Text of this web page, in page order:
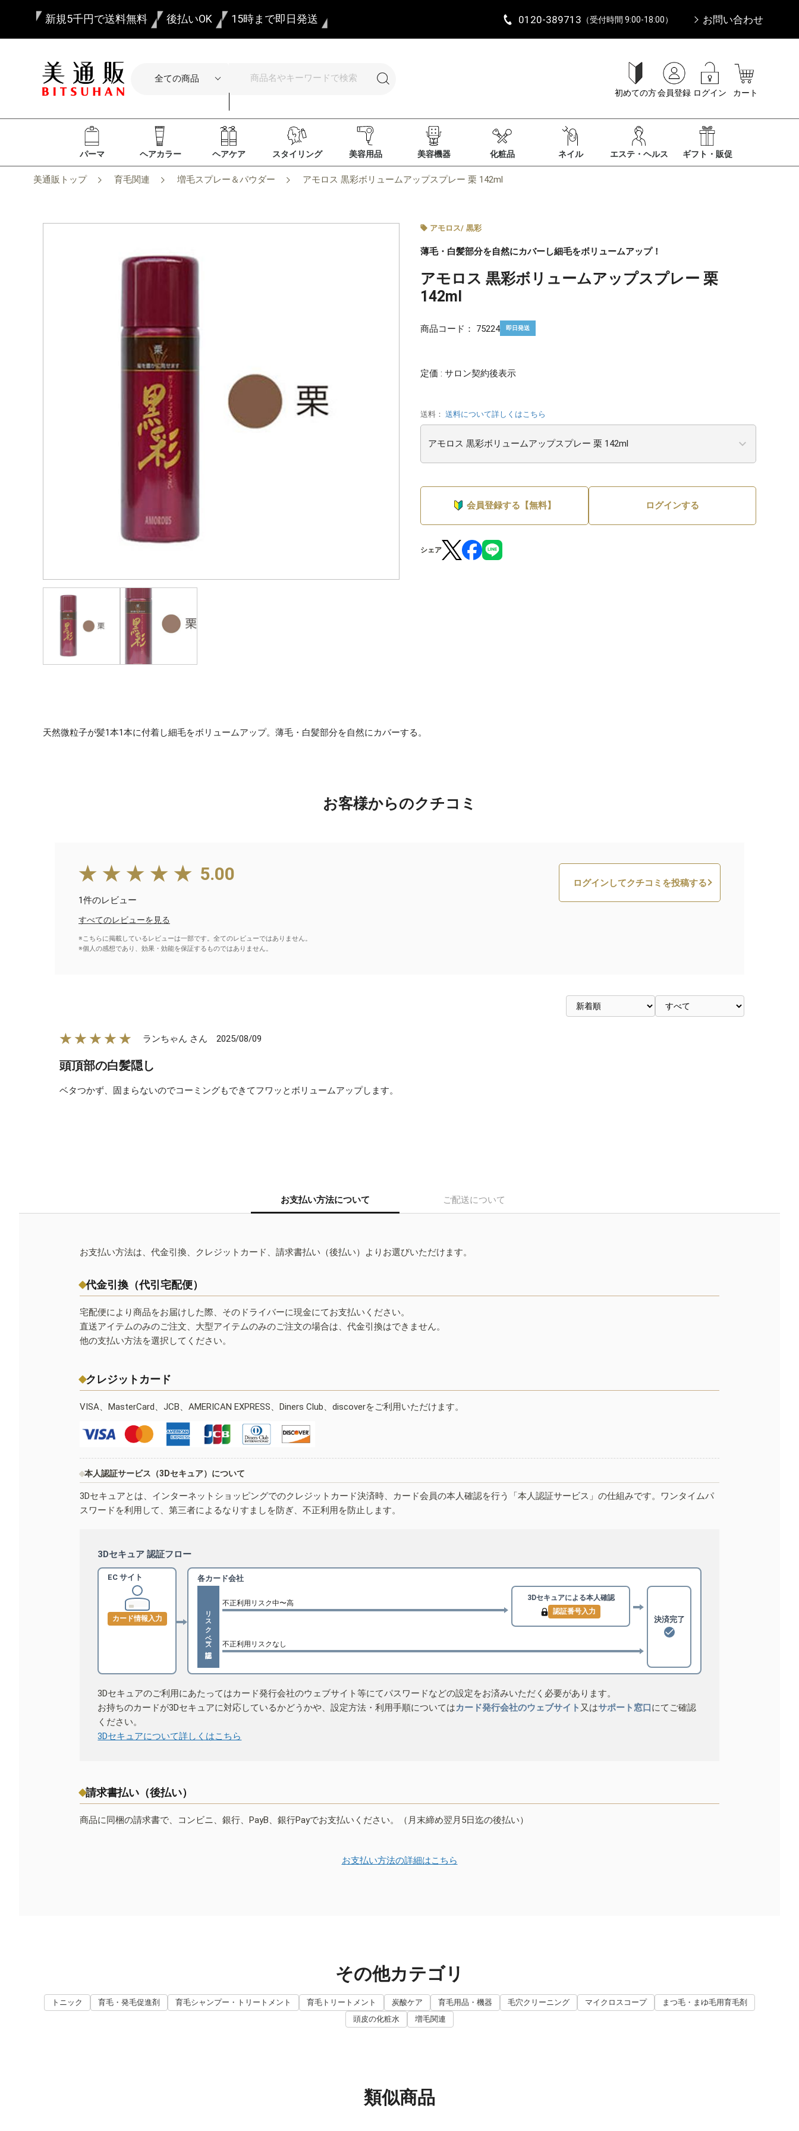
新規5千円で送料無料 後払いOK 15時まで即日発送 0120-389713 （受付時間 9:00-18:00） お問い合わせ
初めての方会員登録 ログイン カート
パーマ ヘアカラー ヘアケア スタイリング 美容用品 美容機器 化粧品 ネイル エステ・ヘルス ギフト・販促
美通販トップ 育毛関連 増毛スプレー＆パウダー アモロス 黒彩ボリュームアップスプレー 栗 142ml
アモロス/ 黒彩
薄毛・白髪部分を自然にカバーし細毛をボリュームアップ！
アモロス 黒彩ボリュームアップスプレー 栗
142ml
商品コード： 75224 即日発送
定価 : サロン契約後表示
送料： 送料について詳しくはこちら
会員登録する【無料】 ログインする
シェア
天然微粒子が髪1本1本に付着し細毛をボリュームアップ。薄毛・白髪部分を自然にカバーする。
お客様からのクチコミ
★★★★★ 5.00
1件のレビュー
すべてのレビューを見る
※こちらに掲載しているレビューは一部です。全てのレビューではありません。
※個人の感想であり、効果・効能を保証するものではありません。
ログインしてクチコミを投稿する
★★★★★ ランちゃん さん 2025/08/09
頭頂部の白髪隠し
ベタつかず、固まらないのでコーミングもできてフワッとボリュームアップします。
お支払い方法について ご配送について
お支払い方法は、代金引換、クレジットカード、請求書払い（後払い）よりお選びいただけます。
代金引換（代引宅配便）
宅配便により商品をお届けした際、そのドライバーに現金にてお支払いください。
直送アイテムのみのご注文、大型アイテムのみのご注文の場合は、代金引換はできません。
他の支払い方法を選択してください。
クレジットカード
VISA、MasterCard、JCB、AMERICAN EXPRESS、Diners Club、discoverをご利用いただけます。
本人認証サービス（3Dセキュア）について
3Dセキュアとは、インターネットショッピングでのクレジットカード決済時、カード会員の本人確認を行う「本人認証サービス」の仕組みです。ワンタイムパ
スワードを利用して、第三者によるなりすましを防ぎ、不正利用を防止します。
3Dセキュア 認証フロー
EC サイト
カード情報入力
各カード会社
リスクベース認証
不正利用リスク中〜高
3Dセキュアによる本人確認
認証番号入力
不正利用リスクなし
決済完了
3Dセキュアのご利用にあたってはカード発行会社のウェブサイト等にてパスワードなどの設定をお済みいただく必要があります。
お持ちのカードが3Dセキュアに対応しているかどうかや、設定方法・利用手順についてはカード発行会社のウェブサイト 又はサポート窓口にてご確認
ください。
3Dセキュアについて詳しくはこちら
請求書払い（後払い）
商品に同梱の請求書で、コンビニ、銀行、PayB、銀行Payでお支払いください。（月末締め翌月5日迄の後払い）
お支払い方法の詳細はこちら
その他カテゴリ
トニック 育毛・発毛促進剤 育毛シャンプー・トリートメント 育毛トリートメント 炭酸ケア 育毛用品・機器 毛穴クリーニング マイクロスコープ
まつ毛・まゆ毛用育毛剤
頭皮の化粧水
増毛関連
類似商品